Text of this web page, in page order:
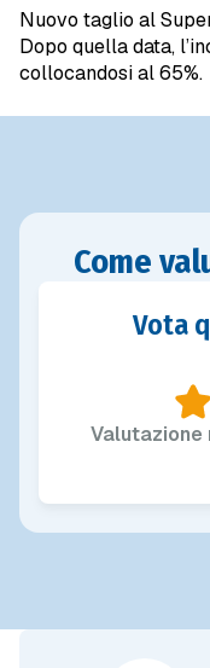
Nuovo taglio al
Dopo quella data,
collocandosi al 65%.
Come
Vota
Valutazione